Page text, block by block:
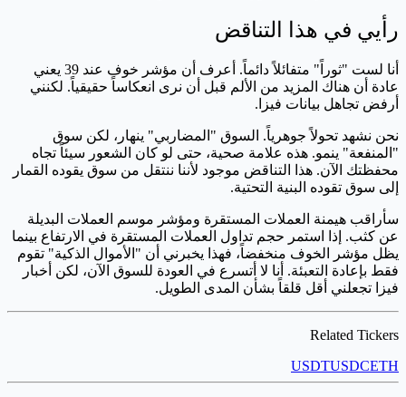
رأيي في هذا التناقض
أنا لست "ثوراً" متفائلاً دائماً. أعرف أن مؤشر خوف عند 39 يعني
عادة أن هناك المزيد من الألم قبل أن نرى انعكاساً حقيقياً. لكنني
أرفض تجاهل بيانات فيزا.
نحن نشهد تحولاً جوهرياً. السوق "المضاربي" ينهار، لكن سوق
"المنفعة" ينمو. هذه علامة صحية، حتى لو كان الشعور سيئاً تجاه
محفظتك الآن. هذا التناقض موجود لأننا ننتقل من سوق يقوده القمار
إلى سوق تقوده البنية التحتية.
سأراقب هيمنة العملات المستقرة ومؤشر موسم العملات البديلة
عن كثب. إذا استمر حجم تداول العملات المستقرة في الارتفاع بينما
يظل مؤشر الخوف منخفضاً، فهذا يخبرني أن "الأموال الذكية" تقوم
فقط بإعادة التعبئة. أنا لا أتسرع في العودة للسوق الآن، لكن أخبار
فيزا تجعلني أقل قلقاً بشأن المدى الطويل.
Related Tickers
USDTUSDCETH